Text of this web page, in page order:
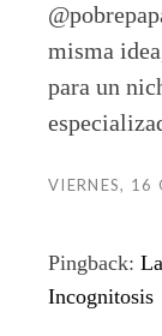
misma
para un
VIERNES, 16
Pingback:
Incognitosis